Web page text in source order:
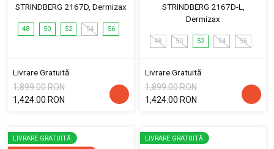
STRINDBERG 2167D, Dermizax
48 50 52 54 56
Livrare Gratuită
1,899.00 RON
1,424.00 RON
STRINDBERG 2167D-L,
Dermizax
48 50 52 54 56
Livrare Gratuită
1,899.00 RON
1,424.00 RON
LIVRARE GRATUITĂ
LIVRARE GRATUITĂ